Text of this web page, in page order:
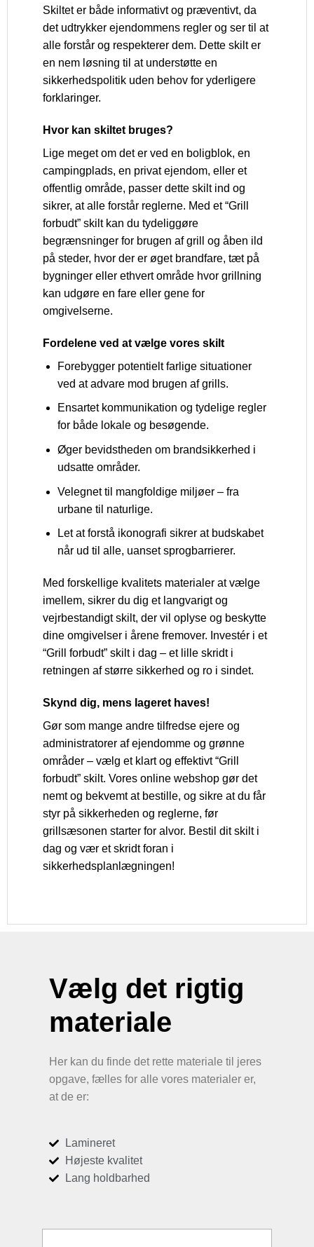
Skiltet er både informativt og præventivt, da
det udtrykker ejendommens regler og ser til at
alle forstår og respekterer dem. Dette skilt er
en nem løsning til at understøtte en
sikkerhedspolitik uden behov for yderligere
forklaringer.
Hvor kan skiltet bruges?
Lige meget om det er ved en boligblok, en
campingplads, en privat ejendom, eller et
offentlig område, passer dette skilt ind og
sikrer, at alle forstår reglerne. Med et “Grill
forbudt” skilt kan du tydeliggøre
begrænsninger for brugen af grill og åben ild
på steder, hvor der er øget brandfare, tæt på
bygninger eller ethvert område hvor grillning
kan udgøre en fare eller gene for
omgivelserne.
Fordelene ved at vælge vores skilt
Forebygger potentielt farlige situationer
ved at advare mod brugen af grills.
Ensartet kommunikation og tydelige regler
for både lokale og besøgende.
Øger bevidstheden om brandsikkerhed i
udsatte områder.
Velegnet til mangfoldige miljøer – fra
urbane til naturlige.
Let at forstå ikonografi sikrer at budskabet
når ud til alle, uanset sprogbarrierer.
Med forskellige kvalitets materialer at vælge
imellem, sikrer du dig et langvarigt og
vejrbestandigt skilt, der vil oplyse og beskytte
dine omgivelser i årene fremover. Investér i et
“Grill forbudt” skilt i dag – et lille skridt i
retningen af større sikkerhed og ro i sindet.
Skynd dig, mens lageret haves!
Gør som mange andre tilfredse ejere og
administratorer af ejendomme og grønne
områder – vælg et klart og effektivt “Grill
forbudt” skilt. Vores online webshop gør det
nemt og bekvemt at bestille, og sikre at du får
styr på sikkerheden og reglerne, før
grillsæsonen starter for alvor. Bestil dit skilt i
dag og vær et skridt foran i
sikkerhedsplanlægningen!
Vælg det rigtig
materiale
Her kan du finde det rette materiale til jeres
opgave, fælles for alle vores materialer er,
at de er:
Lamineret
Højeste kvalitet
Lang holdbarhed